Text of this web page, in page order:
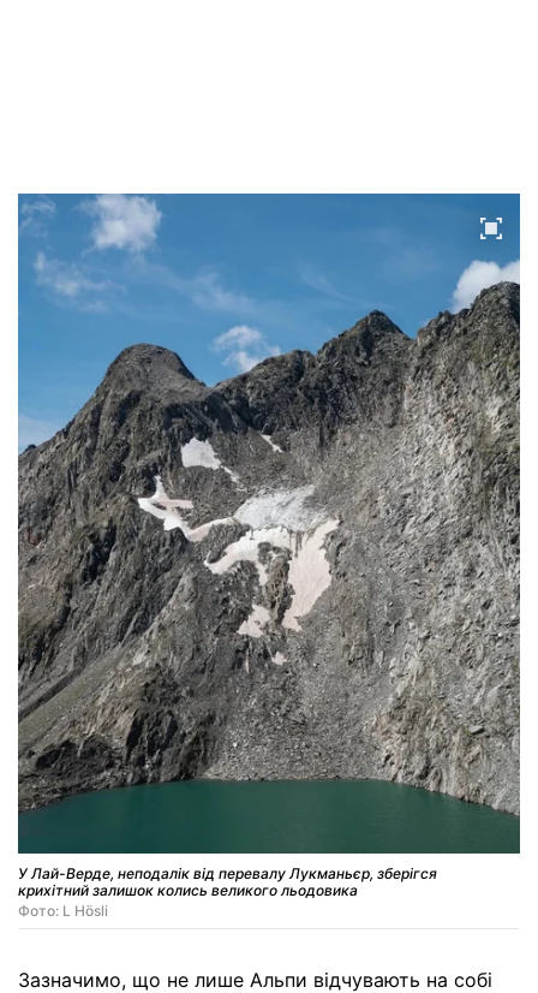
У Лай-Верде, неподалік від перевалу Лукманьєр, зберігся
крихітний залишок колись великого льодовика
Фото: L Hösli
Зазначимо, що не лише Альпи відчувають на собі